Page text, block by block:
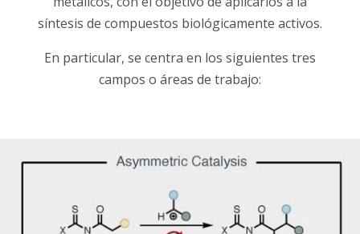
síntesis de compuestos biológicamente activos.
En particular, se centra en los siguientes tres
campos o áreas de trabajo: